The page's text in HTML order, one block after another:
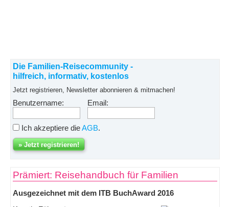
Die Familien-Reisecommunity -
hilfreich, informativ, kostenlos
Jetzt registrieren, Newsletter abonnieren & mitmachen!
Benutzername: Email:
Ich akzeptiere dieAGB.
Prämiert: Reisehandbuch für Familien
Ausgezeichnet mit dem ITB BuchAward 2016